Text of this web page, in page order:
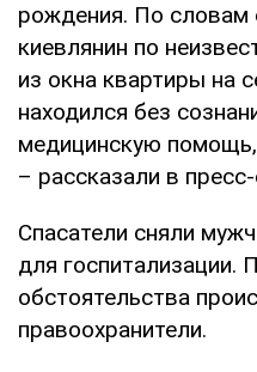
рождения. По словам
киевлянин по
из окна квартиры на
находился без
медицинскую
– рассказали в
Спасатели сняли
для госпитализации.
обстоятельства
правоохранители.